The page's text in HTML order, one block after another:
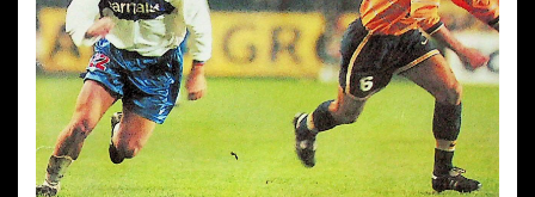
o
k
p
p
tir